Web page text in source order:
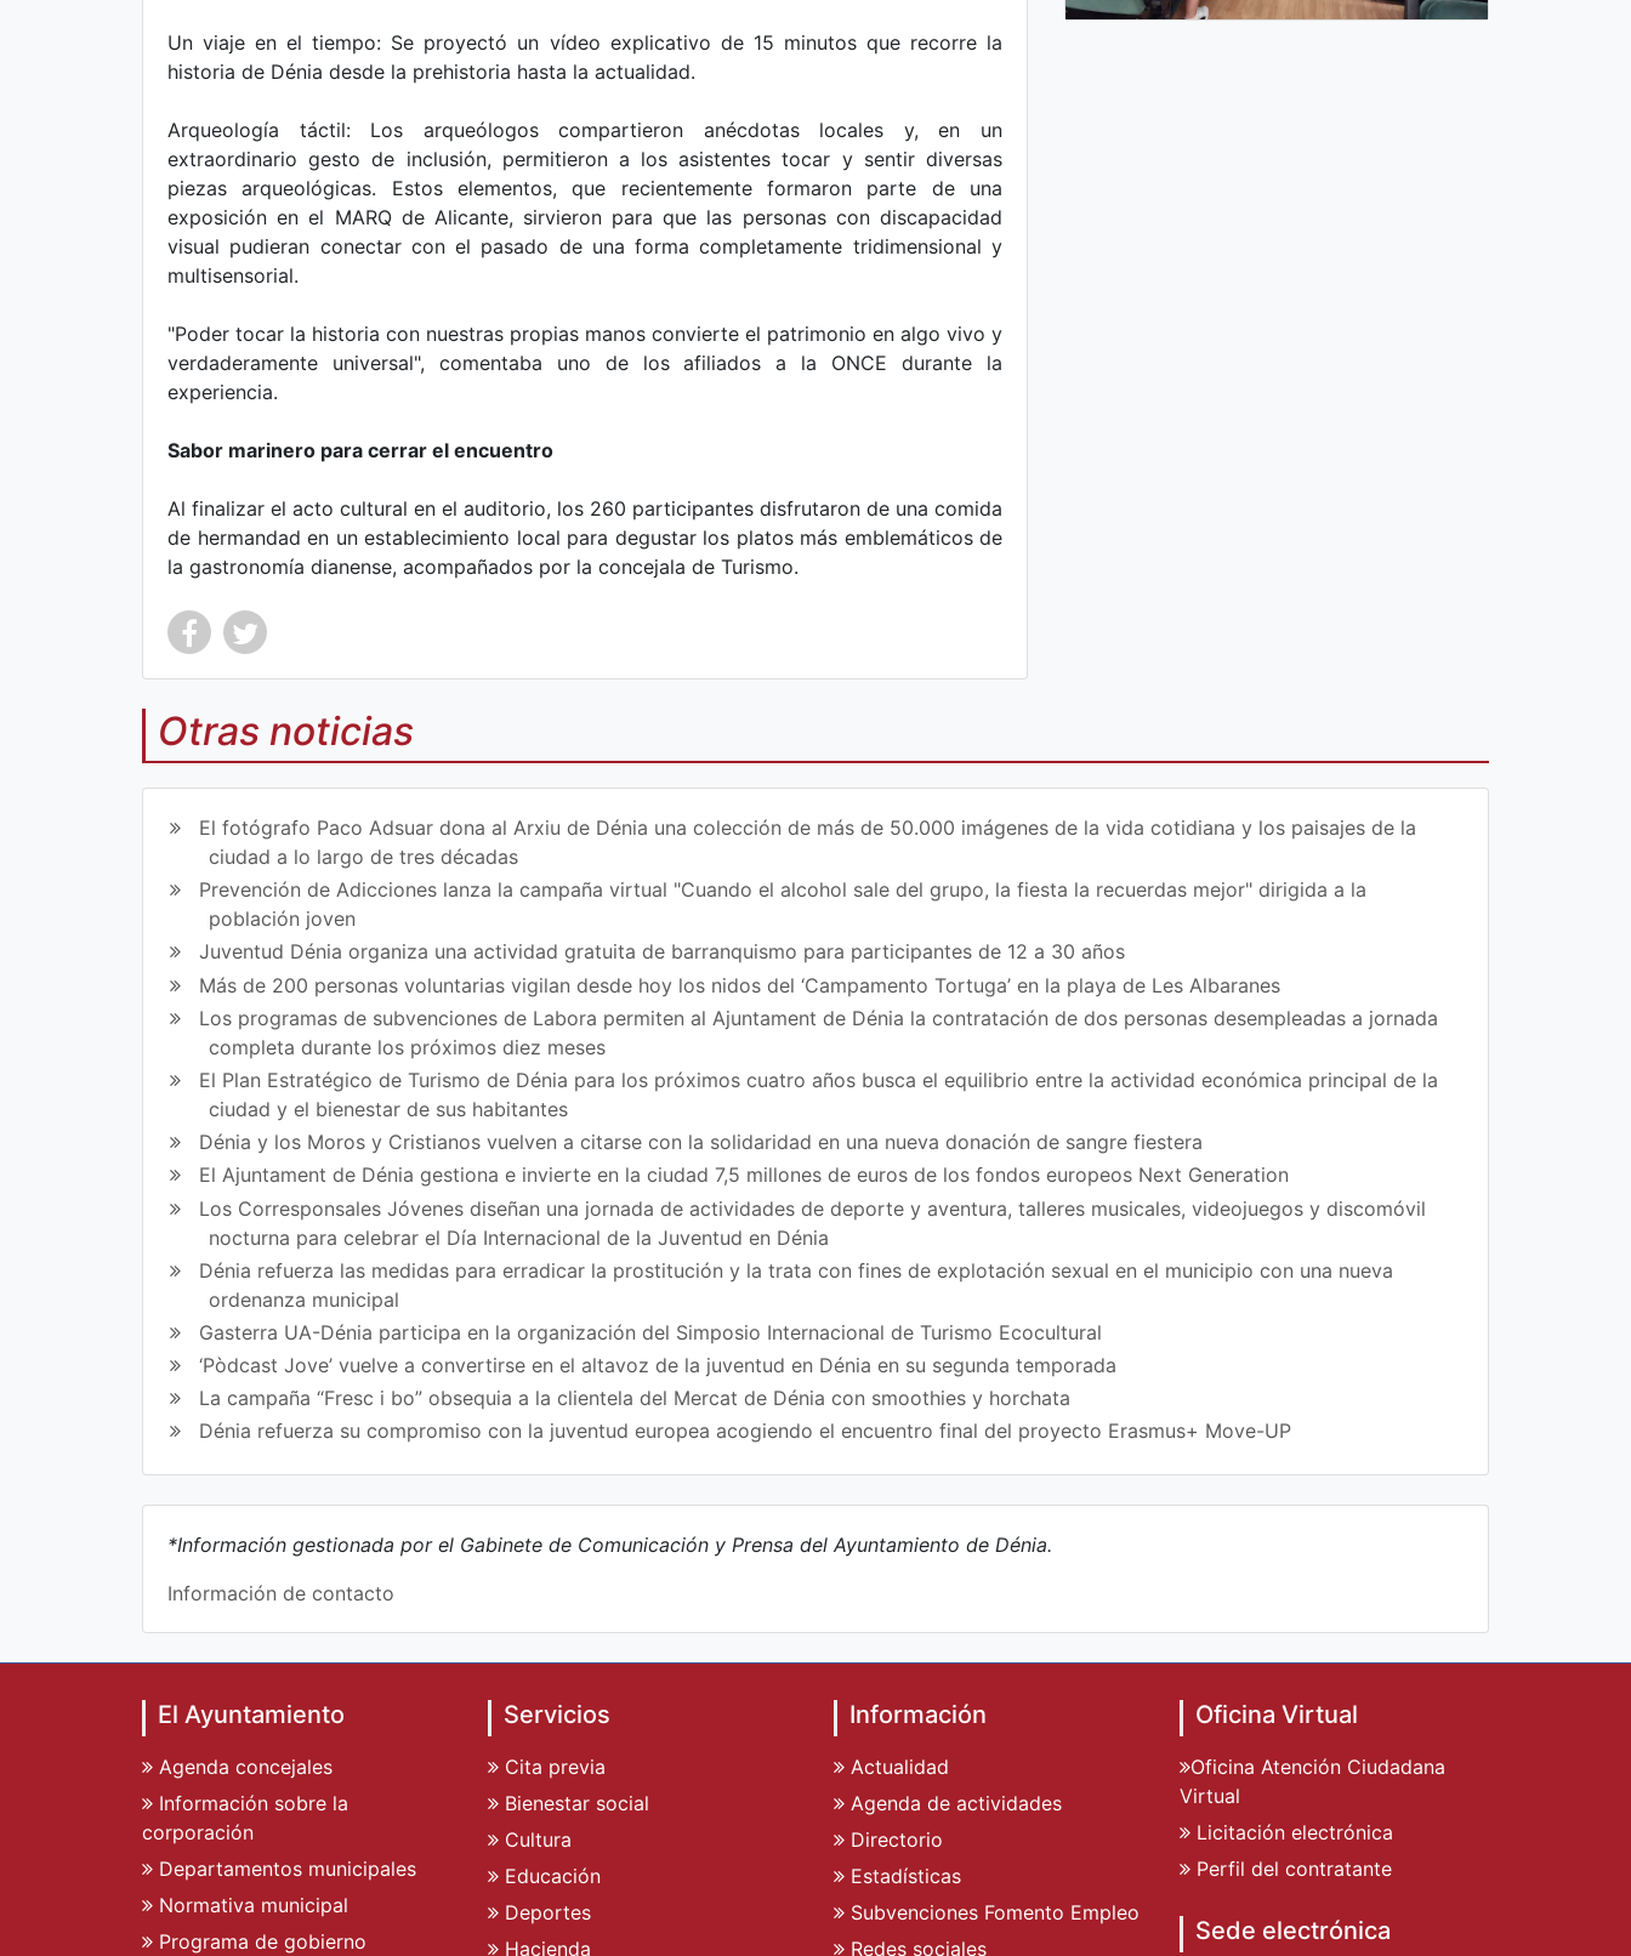
Un viaje en el tiempo: Se proyectó un vídeo explicativo de 15 minutos que recorre la
historia de Dénia desde la prehistoria hasta la actualidad.
Arqueología táctil: Los arqueólogos compartieron anécdotas locales y, en un
extraordinario gesto de inclusión, permitieron a los asistentes tocar y sentir diversas
piezas arqueológicas. Estos elementos, que recientemente formaron parte de una
exposición en el MARQ de Alicante, sirvieron para que las personas con discapacidad
visual pudieran conectar con el pasado de una forma completamente tridimensional y
multisensorial.
"Poder tocar la historia con nuestras propias manos convierte el patrimonio en algo vivo y
verdaderamente universal", comentaba uno de los afiliados a la ONCE durante la
experiencia.
Sabor marinero para cerrar el encuentro
Al finalizar el acto cultural en el auditorio, los 260 participantes disfrutaron de una comida
de hermandad en un establecimiento local para degustar los platos más emblemáticos de
la gastronomía dianense, acompañados por la concejala de Turismo.
Co
art
ir
en
Fa
ce
bo
ok
Co
art
ir
en
Tw
itt
er
Otras noticias
El fotógrafo Paco Adsuar dona al Arxiu de Dénia una colección de más de 50.000 imágenes de la vida cotidiana y los paisajes de la
ciudad a lo largo de tres décadas
Prevención de Adicciones lanza la campaña virtual "Cuando el alcohol sale del grupo, la fiesta la recuerdas mejor" dirigida a la
población joven
Juventud Dénia organiza una actividad gratuita de barranquismo para participantes de 12 a 30 años
Más de 200 personas voluntarias vigilan desde hoy los nidos del ‘Campamento Tortuga’ en la playa de Les Albaranes
Los programas de subvenciones de Labora permiten al Ajuntament de Dénia la contratación de dos personas desempleadas a jornada
completa durante los próximos diez meses
El Plan Estratégico de Turismo de Dénia para los próximos cuatro años busca el equilibrio entre la actividad económica principal de la
ciudad y el bienestar de sus habitantes
Dénia y los Moros y Cristianos vuelven a citarse con la solidaridad en una nueva donación de sangre fiestera
El Ajuntament de Dénia gestiona e invierte en la ciudad 7,5 millones de euros de los fondos europeos Next Generation
Los Corresponsales Jóvenes diseñan una jornada de actividades de deporte y aventura, talleres musicales, videojuegos y discomóvil
nocturna para celebrar el Día Internacional de la Juventud en Dénia
Dénia refuerza las medidas para erradicar la prostitución y la trata con fines de explotación sexual en el municipio con una nueva
ordenanza municipal
Gasterra UA-Dénia participa en la organización del Simposio Internacional de Turismo Ecocultural
‘Pòdcast Jove’ vuelve a convertirse en el altavoz de la juventud en Dénia en su segunda temporada
La campaña “Fresc i bo” obsequia a la clientela del Mercat de Dénia con smoothies y horchata
Dénia refuerza su compromiso con la juventud europea acogiendo el encuentro final del proyecto Erasmus+ Move-UP
*Información gestionada por el Gabinete de Comunicación y Prensa del Ayuntamiento de Dénia.
Información de contacto
El Ayuntamiento
Agenda concejales
Información sobre la
corporación
Departamentos municipales
Normativa municipal
Programa de gobierno
Servicios
Cita previa
Bienestar social
Cultura
Educación
Deportes
Hacienda
Información
Actualidad
Agenda de actividades
Directorio
Estadísticas
Subvenciones Fomento Empleo
Redes sociales
Oficina Virtual
Oficina Atención Ciudadana
Virtual
Licitación electrónica
Perfil del contratante
Sede electrónica